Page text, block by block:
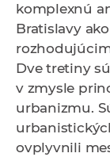
komplexnú
Bratislavy
Dve tretiny
v zmysle
urbanizmu.
ovplyvnili